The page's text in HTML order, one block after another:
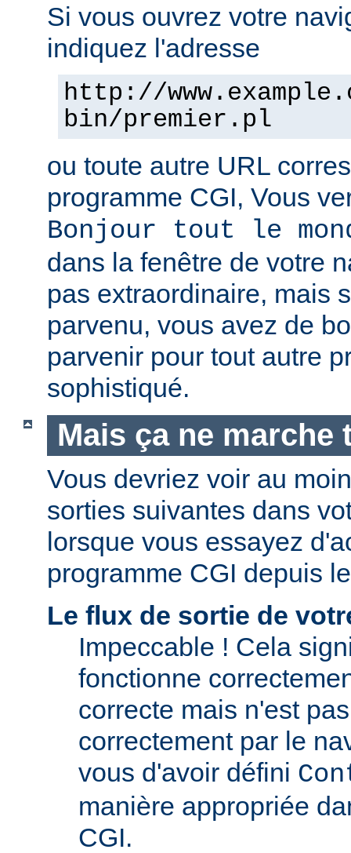
Si vous ouvrez votre
indiquez l'adresse
http://
bin/premier.pl
ou toute autre URL
programme CGI, Vous
Bonjour tout le
dans la fenêtre de votre
pas extraordinaire, mais
parvenu, vous avez de
parvenir pour tout autre
sophistiqué.
Mais ça ne marche
Vous devriez voir au
sorties suivantes dans
lorsque vous essayez
programme CGI depuis
Le flux de sortie de
Impeccable ! Cela
fonctionne
correcte mais n'est
correctement par le
vous d'avoir défini
manière appropriée
CGI.